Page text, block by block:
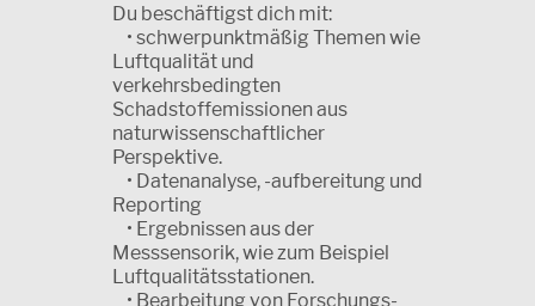
Du beschäftigst dich mit:
• schwerpunktmäßig Themen wie
Luftqualität und
verkehrsbedingten
Schadstoffemissionen aus
naturwissenschaftlicher
Perspektive.
• Datenanalyse, -aufbereitung und
Reporting
• Ergebnissen aus der
Messsensorik, wie zum Beispiel
Luftqualitätsstationen.
• Bearbeitung von Forschungs-